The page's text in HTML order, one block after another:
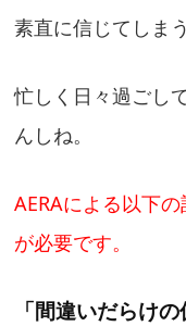
素直に信じてしま
忙しく日々過ごし
んしね。
AERAによる以下
が必要です。
「間違いだらけ